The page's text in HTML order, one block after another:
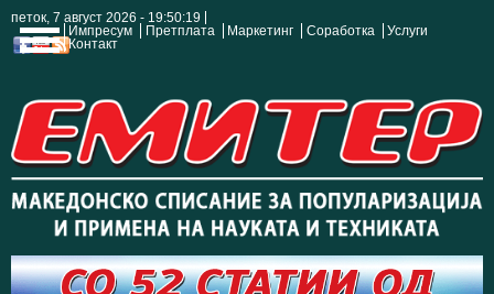
петок, 7 август 2026 - 19:50:20
Импресум
Претплата Маркетинг Соработка
Услуги
Контакт